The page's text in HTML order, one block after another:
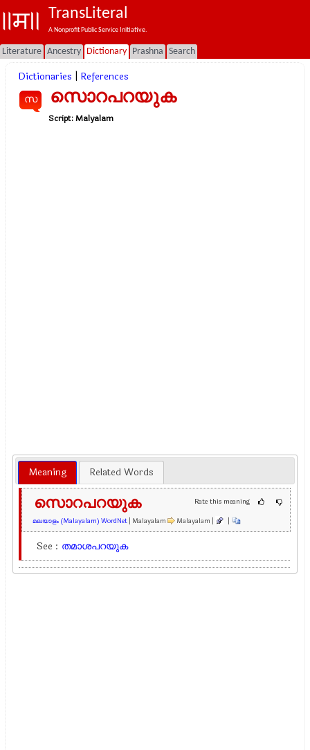
TransLiteral
A Nonprofit Public Service Initiative.
Literature Ancestry Dictionary Prashna Search
Dictionaries References
സ സൊറപറയുക
Script:Malyalam
Meaning Related Words
Rate this meaning
സൊറപറയുക
മലയാളം (Malayalam) WordNet | Malayalam Malayalam | |
See : തമാശപറയുക